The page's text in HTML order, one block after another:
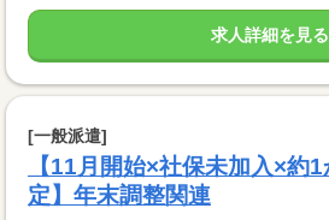
求人詳細を見る
[一般派遣]
【11月開始×社保未加入×約
定】年末調整関連